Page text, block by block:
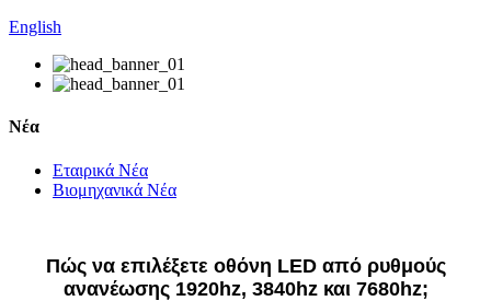
English
Νέα
Εταιρικά Νέα
Βιομηχανικά Νέα
Πώς να επιλέξετε οθόνη LED από ρυθμούς
ανανέωσης 1920hz, 3840hz και 7680hz;